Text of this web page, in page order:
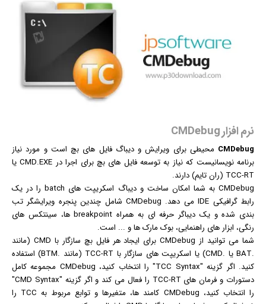
نرم افزار CMDebug
CMDebug محیطی برای ویرایش و دیباگ فایل های بچ است و مورد نیاز
برنامه نویسانیست که نیاز به توسعه فایل های بچ برای اجرا در CMD.EXE یا
TCC-RT (ران تایم) دارند.
CMDebug به شما امکان ساخت و دیباگ اسکریپت های batch را در یک
رابطگرافیک
ی IDE می دهد. CMDebug شامل چندین پنجره ویرایشگر تب
بندی شده و یک دیباگر حرفه ای به همراه breakpoint ها، سینتکس های
رنگی، ابزار های راهنمایی، بوک مارک ها و ... است.
شما می توانید از CMDebug برای ایجاد هر فایل بچ سازگار با CMD (مانند
.BAT یا .CMD) یا اسکریپت های سازگار با TCC-RT (مانند .BTM) استفاده
کنید. اگر گزینه "TCC Syntax" را انتخاب کنید، CMDebug مجموعه کامل
دستورات و فرمان های TCC-RT را فعال می کند و اگر گزینه "CMD Syntax"
را انتخاب کنید، CMDebug کامند ها، متغیرها و توابع مربوط به TCC را